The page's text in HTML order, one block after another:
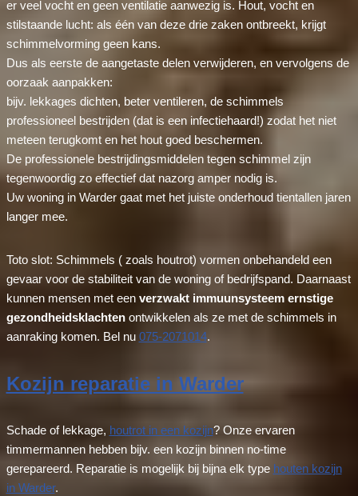
er veel vocht en geen ventilatie aanwezig is. Hout, vocht en
stilstaande lucht: als één van deze drie zaken ontbreekt, krijgt
schimmelvorming geen kans.
Dus als eerste de aangetaste delen verwijderen, en vervolgens de
oorzaak aanpakken:
bijv. lekkages dichten, beter ventileren, de schimmels
professioneel bestrijden (dat is een infectiehaard!) zodat het niet
meteen terugkomt en het hout goed beschermen.
De professionele bestrijdingsmiddelen tegen schimmel zijn
tegenwoordig zo effectief dat nazorg amper nodig is.
Uw woning in Warder gaat met het juiste onderhoud tientallen jaren
langer mee.
Toto slot: Schimmels ( zoals houtrot) vormen onbehandeld een
gevaar voor de stabiliteit van de woning of bedrijfspand. Daarnaast
kunnen mensen met een verzwakt immuunsysteem ernstige
gezondheidsklachten ontwikkelen als ze met de schimmels in
aanraking komen. Bel nu 075-2071014.
Kozijn reparatie in Warder
Schade of lekkage, houtrot in een kozijn? Onze ervaren
timmermannen hebben bijv. een kozijn binnen no-time
gerepareerd. Reparatie is mogelijk bij bijna elk type houten kozijn
in Warder.